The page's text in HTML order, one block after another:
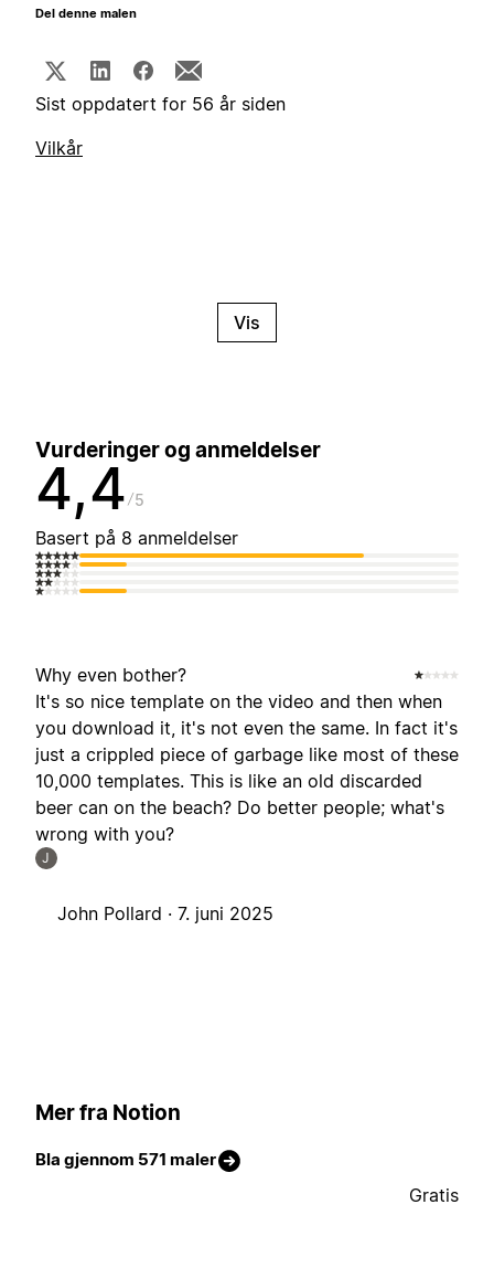
Del denne malen
Sist oppdatert for 56 år siden
Vilkår
Vis
Vurderinger og anmeldelser
4,4 5
Basert på 8 anmeldelser
Why even bother?
It's so nice template on the video and then when
you download it, it's not even the same. In fact it's
just a crippled piece of garbage like most of these
10,000 templates. This is like an old discarded
beer can on the beach? Do better people; what's
wrong with you?
J
John Pollard · 7. juni 2025
Mer fra Notion
Bla gjennom 571 maler
Gratis